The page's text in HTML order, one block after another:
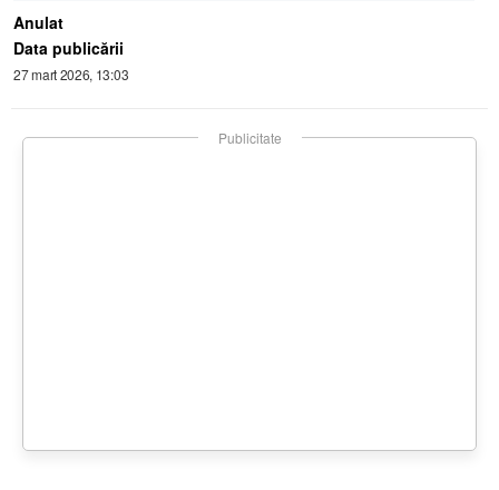
Anulat
Data publicării
27 mart 2026, 13:03
Publicitate